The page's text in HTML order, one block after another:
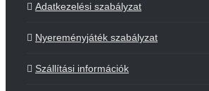
Adatkezelési szabályzat
Nyereményjáték szabályzat
Szállítási információk